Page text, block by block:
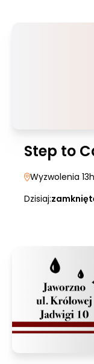
Step to
Wyzwolenia 13h
Dzisiaj: